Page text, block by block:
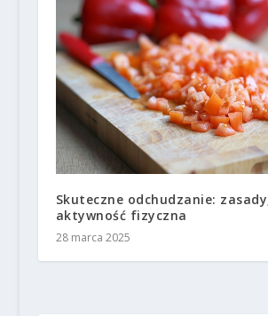
Skuteczne odchudzanie:
aktywność fizyczna
28 marca 2025